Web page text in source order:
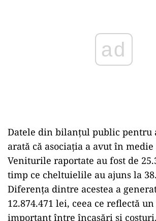
Datele din bilanțul public pentru
arată că asociația a avut în
Veniturile raportate au fost de
timp ce cheltuielile au ajuns la
Diferența dintre acestea a
12.874.471 lei, ceea ce reflectă
important între încasări și costuri.